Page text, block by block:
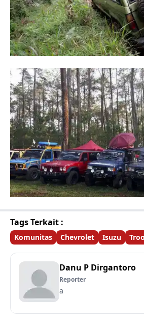
Tags Terkait :
Komunitas Chevrolet Isuzu
Danu P Dirgantoro
Reporter
a